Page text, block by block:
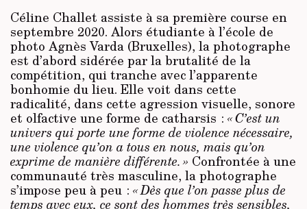
Céline Challet assiste à sa première course en
septembre 2020. Alors étudiante à l’école de
photo Agnès Varda (Bruxelles), la photographe
est d’abord sidérée par la brutalité de la
compétition, qui tranche avec l’apparente
bonhomie du lieu. Elle voit dans cette
radicalité, dans cette agression visuelle, sonore
et olfactive une forme de catharsis : « C’est un
univers qui porte une forme de violence nécessaire,
une violence qu’on a tous en nous, mais qu’on
exprime de manière différente. » Confrontée à une
communauté très masculine, la photographe
s’impose peu à peu : « Dès que l’on passe plus de
temps avec eux, ce sont des hommes très sensibles,